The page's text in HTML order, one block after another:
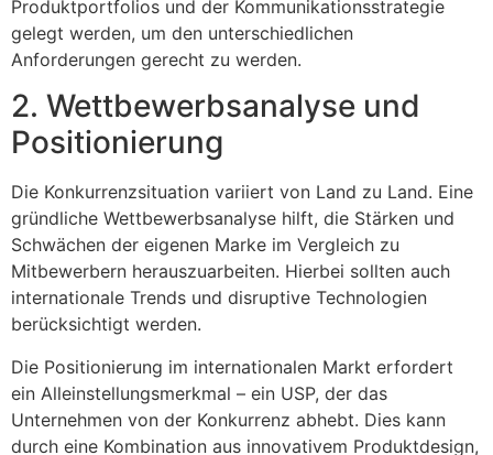
Produktportfolios und der Kommunikationsstrategie
gelegt werden, um den unterschiedlichen
Anforderungen gerecht zu werden.
2. Wettbewerbsanalyse und
Positionierung
Die Konkurrenzsituation variiert von Land zu Land. Eine
gründliche Wettbewerbsanalyse hilft, die Stärken und
Schwächen der eigenen Marke im Vergleich zu
Mitbewerbern herauszuarbeiten. Hierbei sollten auch
internationale Trends und disruptive Technologien
berücksichtigt werden.
Die Positionierung im internationalen Markt erfordert
ein Alleinstellungsmerkmal – ein USP, der das
Unternehmen von der Konkurrenz abhebt. Dies kann
durch eine Kombination aus innovativem Produktdesign,